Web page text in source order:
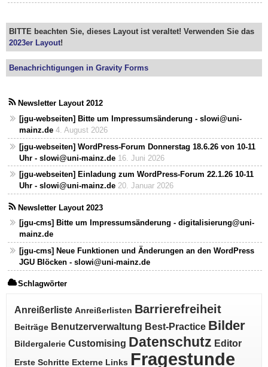
BITTE beachten Sie, dieses Layout ist veraltet! Verwenden Sie das
2023er Layout!
Benachrichtigungen in Gravity Forms
Newsletter Layout 2012
[jgu-webseiten] Bitte um Impressumsänderung - slowi@uni-
mainz.de 4. August 2026
[jgu-webseiten] WordPress-Forum Donnerstag 18.6.26 von 10-11
Uhr - slowi@uni-mainz.de 16. Juni 2026
[jgu-webseiten] Einladung zum WordPress-Forum 22.1.26 10-11
Uhr - slowi@uni-mainz.de 20. Januar 2026
Newsletter Layout 2023
[jgu-cms] Bitte um Impressumsänderung - digitalisierung@uni-
mainz.de
[jgu-cms] Neue Funktionen und Änderungen an den WordPress
JGU Blöcken - slowi@uni-mainz.de
Schlagwörter
Anreißerliste Anreißerlisten Barrierefreiheit
Beiträge Benutzerverwaltung Best-Practice Bilder
Bildergalerie Customising Datenschutz Editor
Erste Schritte Externe Links Fragestunde